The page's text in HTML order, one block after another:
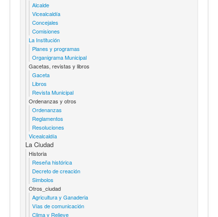
Alcalde
Vicealcaldía
Concejales
Comisiones
La Institución
Planes y programas
Organigrama Municipal
Gacetas, revistas y libros
Gaceta
Libros
Revista Municipal
Ordenanzas y otros
Ordenanzas
Reglamentos
Resoluciones
Vicealcaldía
La Ciudad
Historia
Reseña histórica
Decreto de creación
Simbolos
Otros_ciudad
Agricultura y Ganaderia
Vías de comunicación
Clima y Relieve